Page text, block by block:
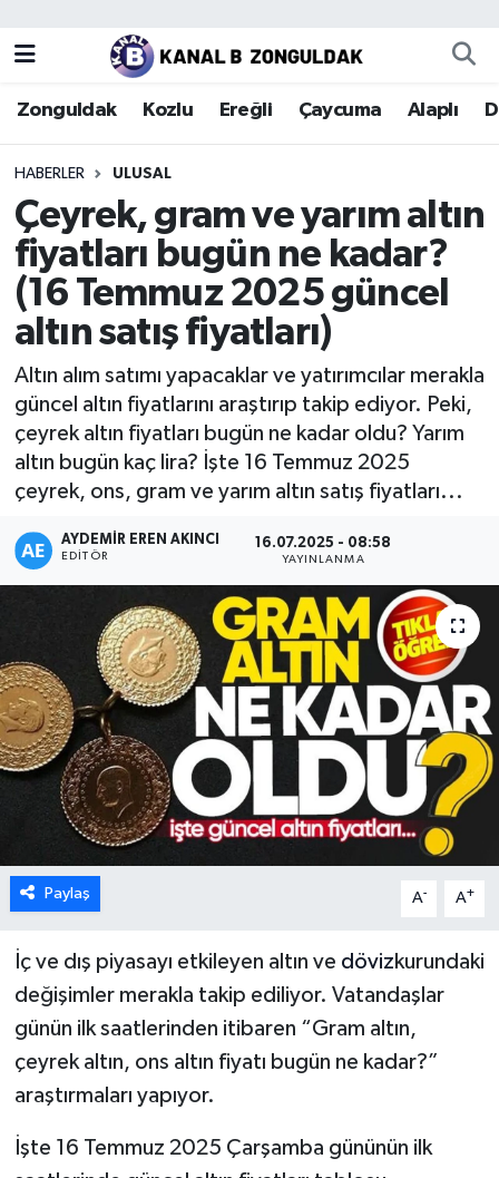
Zonguldak Kozlu Ereğli Çaycuma Alaplı
HABERLER ULUSAL
Çeyrek, gram ve yarım altın
fiyatları bugün ne kadar?
(16 Temmuz 2025 güncel
altın satış fiyatları)
Altın alım satımı yapacaklar ve yatırımcılar merakla
güncel altın fiyatlarını araştırıp takip ediyor. Peki,
çeyrek altın fiyatları bugün ne kadar oldu? Yarım
altın bugün kaç lira? İşte 16 Temmuz 2025
çeyrek, ons, gram ve yarım altın satış fiyatları...
AYDEMIR EREN AKINCI
EDITÖR
16.07.2025 - 08:58
YAYINLANMA
Paylaş A- A+
İç ve dış piyasayı etkileyen altın ve döviz kurundaki
değişimler merakla takip ediliyor. Vatandaşlar
günün ilk saatlerinden itibaren “Gram altın,
çeyrek altın, ons altın fiyatı bugün ne kadar?”
araştırmaları yapıyor.
İşte 16 Temmuz 2025 Çarşamba gününün ilk
Zonguldak
Kozlu
Çaycuma
Alaplı
Devrek
Gökçebey
Bartın
Karabük
Ulusal
Zonguldak Nöbetçi Eczaneler
Zonguldak Hava Durumu
Zonguldak Trafik Yoğunluk Haritası
Puan Durumu ve Fikstür
Tüm Manşetler
Son Dakika Haberleri
Haber Arşivi